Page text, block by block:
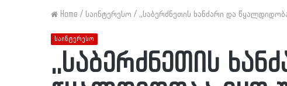
Home / საინტერესო / ,,საბერძნეთის ხანძარი და
საინტერესო
,,საბერძნეთის